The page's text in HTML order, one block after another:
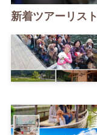
新着ツアーリスト